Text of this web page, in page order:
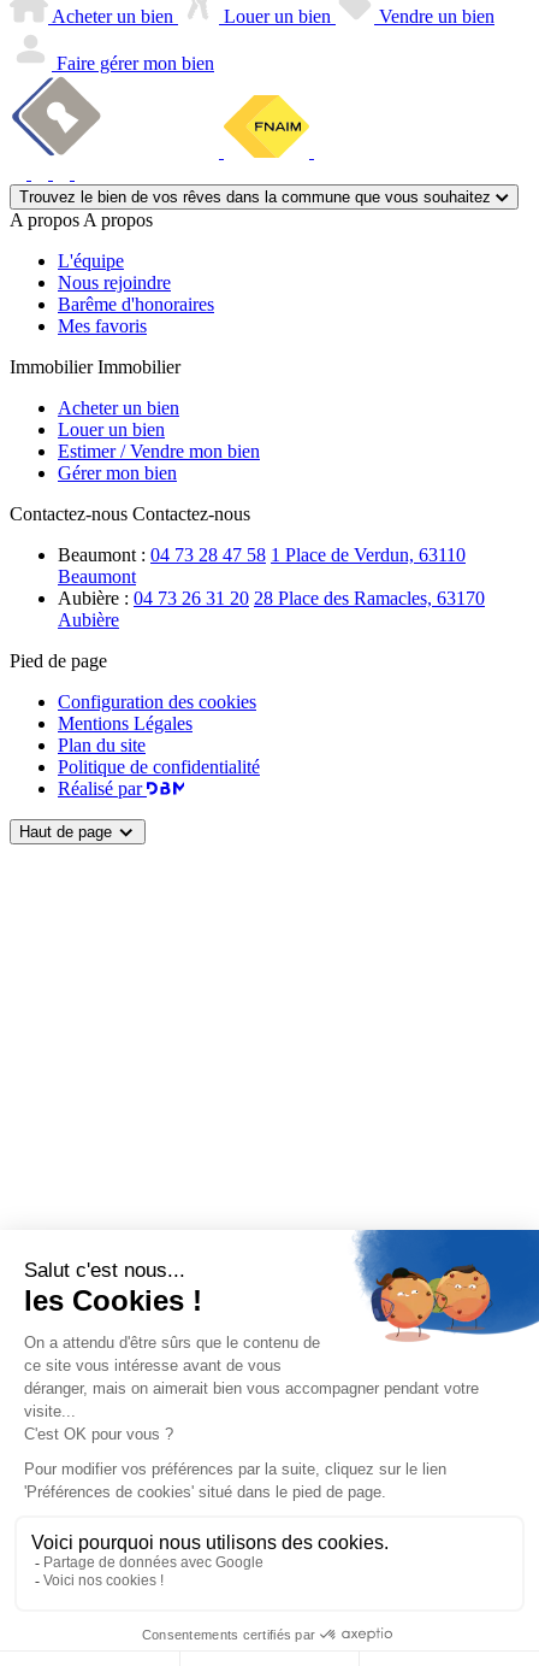
Acheter un bien Louer un bien Vendre un bien
Faire gérer mon bien
Trouvez le bien de vos rêves dans la commune que vous souhaitez
A propos A propos
L'équipe
Nous rejoindre
Barême d'honoraires
Mes favoris
Immobilier Immobilier
Acheter un bien
Louer un bien
Estimer / Vendre mon bien
Gérer mon bien
Contactez-nous Contactez-nous
Beaumont : 04 73 28 47 58 1 Place de Verdun, 63110
Beaumont
Aubière : 04 73 26 31 20 28 Place des Ramacles, 63170
Aubière
Pied de page
Configuration des cookies
Mentions Légales
Plan du site
Politique de confidentialité
Réalisé par
Haut de page